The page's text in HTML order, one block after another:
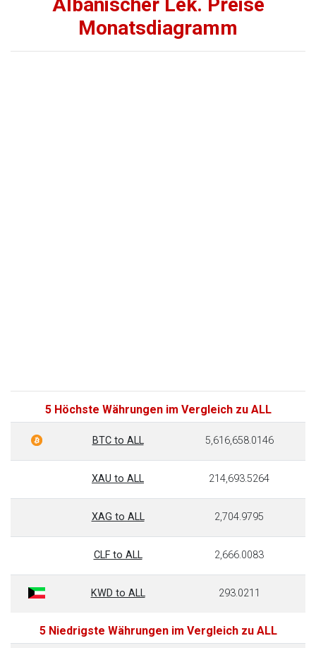
Monatsdiagramm
5 Höchste Währungen im Vergleich zu ALL
BTC to ALL 5,616,658.0146
XAU to ALL 214,693.5264
XAG to ALL 2,704.9795
CLF to ALL 2,666.0083
KWD to ALL 293.0211
5 Niedrigste Währungen im Vergleich zu ALL